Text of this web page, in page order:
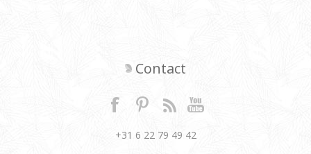
Contact
+31 6 22 79 49 42